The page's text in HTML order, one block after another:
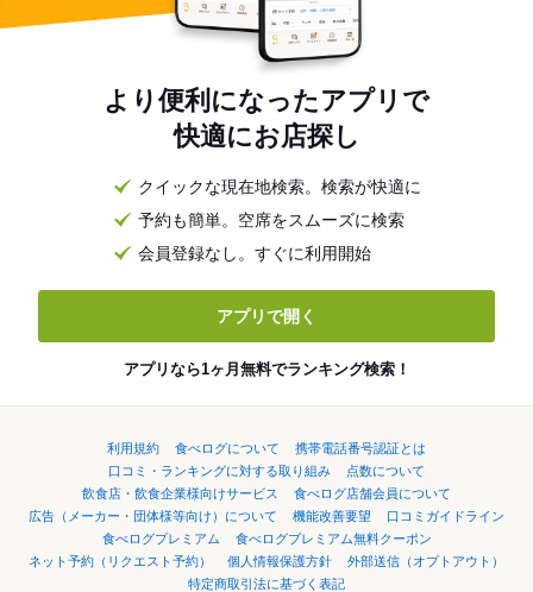
より便利になったアプリで
快適にお店探し
クイックな現在地検索。検索が快適に
予約も簡単。空席をスムーズに検索
会員登録なし。すぐに利用開始
アプリで開く
アプリなら1ヶ月無料でランキング検索！
利用規約 食べログについて
携帯電話番号認証とは
口コミ・ランキングに対する取り組み
点数について
飲食店・飲食企業様向けサービス
食べログ店舗会員について
広告（メーカー・団体様等向け）について
機能改善要望
口コミガイドライン
食べログプレミアム
食べログプレミアム無料クーポン
ネット予約（リクエスト予約）
個人情報保護方針
外部送信（オプトアウト）
特定商取引法に基づく表記